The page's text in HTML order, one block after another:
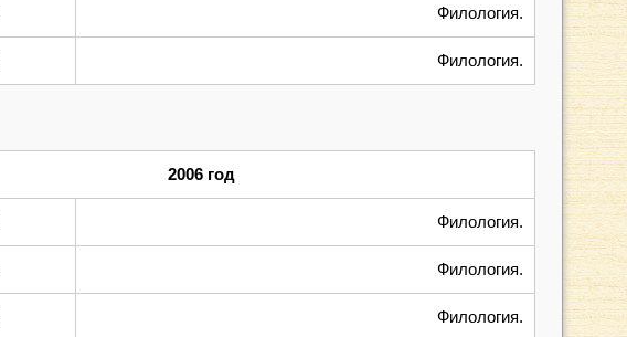
Филология.
Филология.
2006 год
Филология.
Филология.
Филология.